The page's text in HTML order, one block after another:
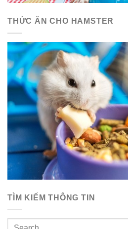
THỨC ĂN CHO HAMSTER
TÌM KIẾM THÔNG TIN